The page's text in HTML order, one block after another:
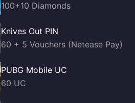
100+10 Diamonds
Knives Out PIN
60 + 5 Vouchers (Netease Pay)
PUBG Mobile UC
60 UC